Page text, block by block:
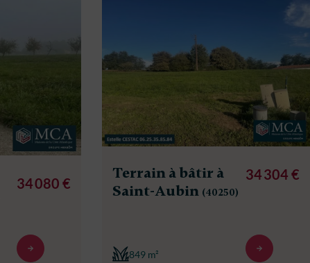
34 080 €
Terrain à bâtir à
Saint-Aubin (40250)
849 m²
34 304 €